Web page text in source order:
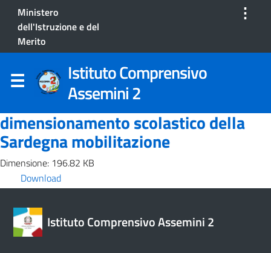
Ministero
dell'Istruzione e del
Merito
⋮
Istituto Comprensivo
Assemini 2
dimensionamento scolastico della
Sardegna mobilitazione
Dimensione: 196.82 KB
Download
Istituto Comprensivo Assemini 2